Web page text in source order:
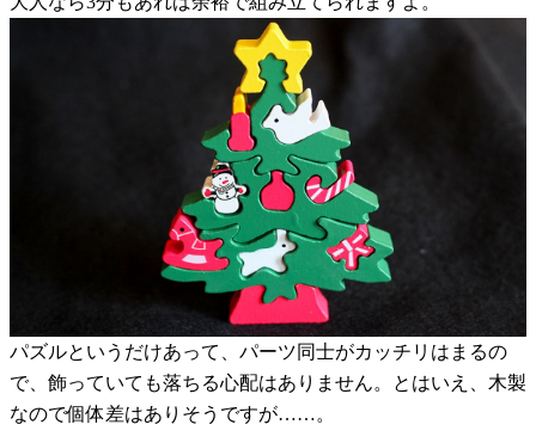
パズルというだけあって、パーツ同士がカッチリはまるの
で、飾っていても落ちる心配はありません。とはいえ、木製
なので個体差はありそうですが……。